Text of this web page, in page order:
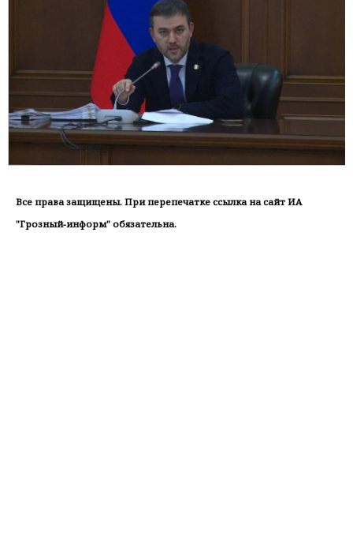
Все права защищены. При перепечатке ссылка на сайт ИА
"Грозный-информ" обязательна.